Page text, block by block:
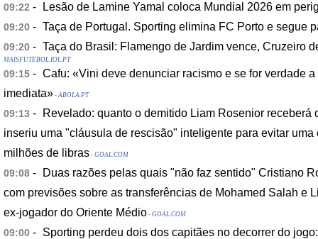
09:22 - Lesão de Lamine Yamal coloca Mundial 2026 em
09:20 - Taça de Portugal. Sporting elimina FC Porto e segue
09:20 - Taça do Brasil: Flamengo de Jardim vence, Cruzeiro
MAISFUTEBOL.IOL.PT
09:15 - Cafu: «Vini deve denunciar racismo e se for verdade
imediata» - ABOLA.PT
09:13 - Revelado: quanto o demitido Liam Rosenior receberá
inseriu uma "cláusula de rescisão" inteligente para evitar
milhões de libras - GOAL.COM
09:08 - Duas razões pelas quais "não faz sentido" Cristiano
com previsões sobre as transferências de Mohamed Salah e
ex-jogador do Oriente Médio - GOAL.COM
09:00 - Sporting perdeu dois dos capitães no decorrer do